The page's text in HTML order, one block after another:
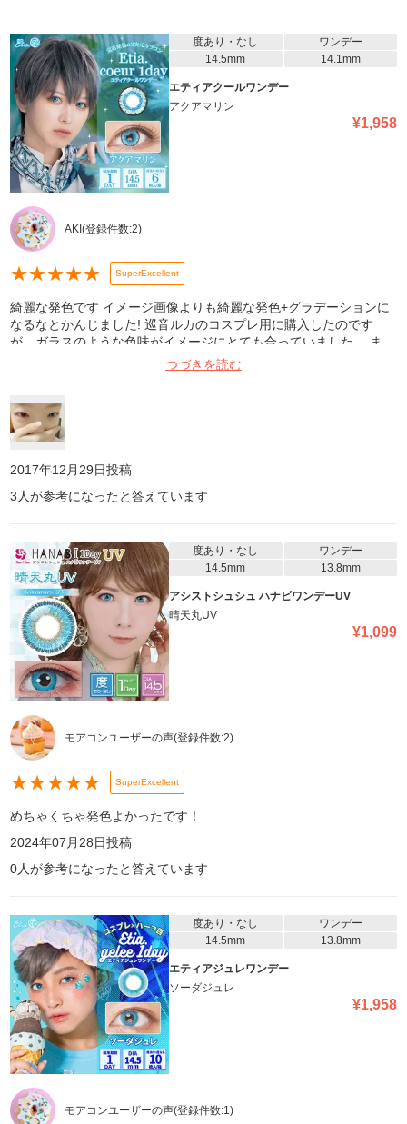
度あり・なし
ワンデー
14.5mm
14.1mm
エティアクールワンデー
アクアマリン
¥1,958
AKI (登録件数:2)
★★★★★ SuperExcellent
綺麗な発色です イメージ画像よりも綺麗な発色+グラデーションに
なるなとかんじました! 巡音ルカのコスプレ用に購入したのです
が、ガラスのような色味がイメージにとても合っていました。 ま
た、初めてのカラコンだったため痛みやトラブルなど不安だったの
ですが、何も問題なくイベントを楽しめました。 発送、対応も迅速
つづきを読む
2017年12月29日投稿
3 人が参考になったと答えています
度あり・なし
ワンデー
14.5mm
13.8mm
アシストシュシュ ハナビワンデーUV
晴天丸UV
¥1,099
モアコンユーザーの声(登録件数:2)
★★★★★ SuperExcellent
めちゃくちゃ発色よかったです！
2024年07月28日投稿
0人が参考になったと答えています
度あり・なし
ワンデー
14.5mm
13.8mm
エティアジュレワンデー
ソーダジュレ
¥1,958
モアコンユーザーの声(登録件数:1)